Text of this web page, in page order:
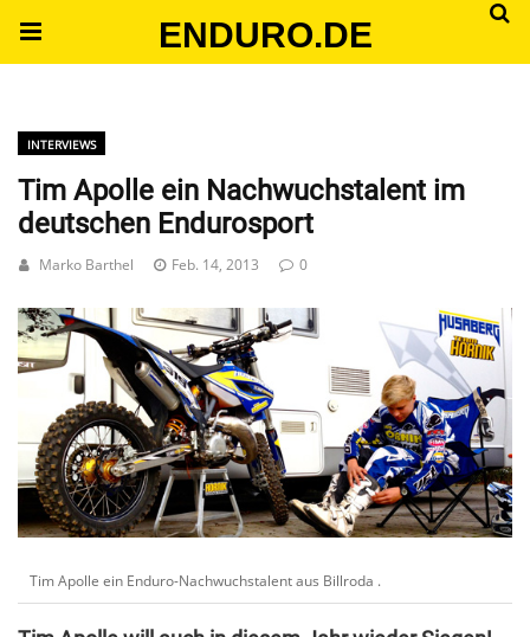
ENDURO.DE
INTERVIEWS
Tim Apolle ein Nachwuchstalent im
deutschen Endurosport
Marko Barthel Feb. 14, 2013 0
Tim Apolle ein Enduro-Nachwuchstalent aus Billroda .